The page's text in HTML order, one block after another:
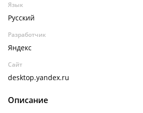
Язык
Русский
Разработчик
Яндекс
Сайт
desktop.yandex.ru
Описание